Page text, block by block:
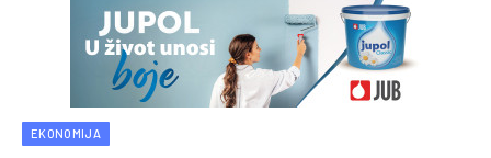
EKONOMIJA